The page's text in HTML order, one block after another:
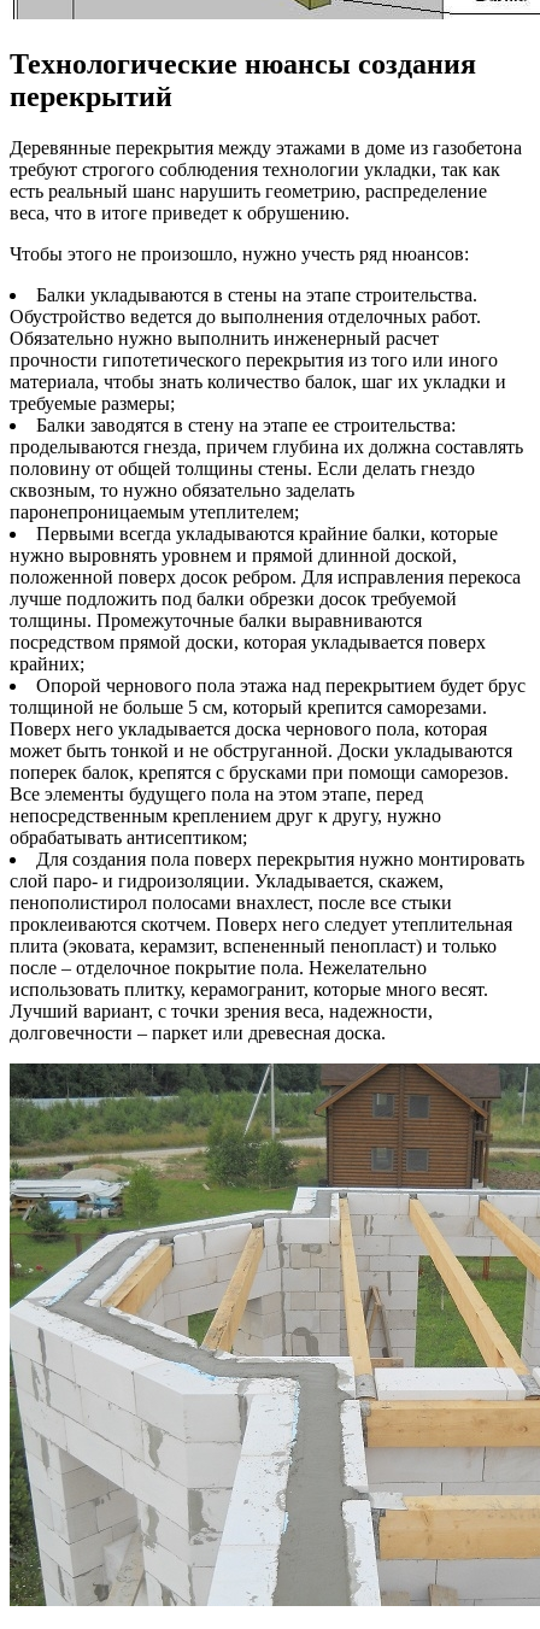
Технологические нюансы создания
перекрытий
Деревянные перекрытия между этажами в доме из газобетона
требуют строгого соблюдения технологии укладки, так как
есть реальный шанс нарушить геометрию, распределение
веса, что в итоге приведет к обрушению.
Чтобы этого не произошло, нужно учесть ряд нюансов:
Балки укладываются в стены на этапе строительства.
Обустройство ведется до выполнения отделочных работ.
Обязательно нужно выполнить инженерный расчет
прочности гипотетического перекрытия из того или иного
материала, чтобы знать количество балок, шаг их укладки и
требуемые размеры;
Балки заводятся в стену на этапе ее строительства:
проделываются гнезда, причем глубина их должна составлять
половину от общей толщины стены. Если делать гнездо
сквозным, то нужно обязательно заделать
паронепроницаемым утеплителем;
Первыми всегда укладываются крайние балки, которые
нужно выровнять уровнем и прямой длинной доской,
положенной поверх досок ребром. Для исправления перекоса
лучше подложить под балки обрезки досок требуемой
толщины. Промежуточные балки выравниваются
посредством прямой доски, которая укладывается поверх
крайних;
Опорой чернового пола этажа над перекрытием будет брус
толщиной не больше 5 см, который крепится саморезами.
Поверх него укладывается доска чернового пола, которая
может быть тонкой и не обструганной. Доски укладываются
поперек балок, крепятся с брусками при помощи саморезов.
Все элементы будущего пола на этом этапе, перед
непосредственным креплением друг к другу, нужно
обрабатывать антисептиком;
Для создания пола поверх перекрытия нужно монтировать
слой паро- и гидроизоляции. Укладывается, скажем,
пенополистирол полосами внахлест, после все стыки
проклеиваются скотчем. Поверх него следует утеплительная
плита (эковата, керамзит, вспененный пенопласт) и только
после – отделочное покрытие пола. Нежелательно
использовать плитку, керамогранит, которые много весят.
Лучший вариант, с точки зрения веса, надежности,
долговечности – паркет или древесная доска.